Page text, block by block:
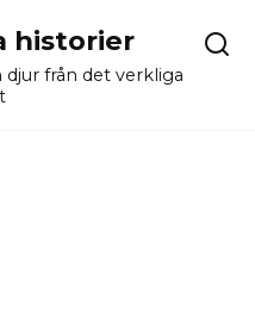
historier
från det verkliga